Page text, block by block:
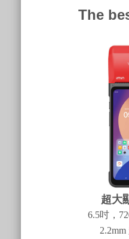
The
超大
6.5吋，